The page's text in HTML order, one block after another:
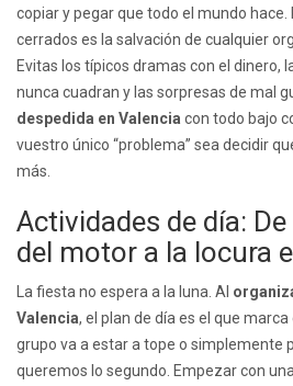
copiar y pegar que todo el mundo hace.
cerrados es la salvación de cualquier
Evitas los típicos dramas con el dinero,
nunca cuadran y las sorpresas de mal
despedida en Valencia con todo bajo
vuestro único “problema” sea decidir
más.
Actividades de día:
del motor a la locura
La fiesta no espera a la luna. Al
Valencia, el plan de día es el que marca
grupo va a estar a tope o simplemente
queremos lo segundo. Empezar con